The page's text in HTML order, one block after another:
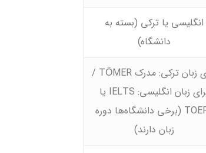
انگلیسی یا ترکی (بسته به
دانشگاه)
برای زبان ترکی: مدرک TÖMER /
برای زبان انگلیسی: IELTS یا
TOEFL (برخی دانشگاه‌ها دوره
زبان دارند)